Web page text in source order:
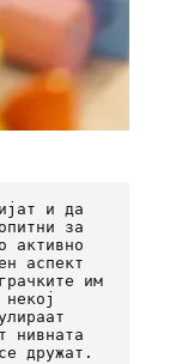
и да
за
активно
аспект
им
нивната
дружат.